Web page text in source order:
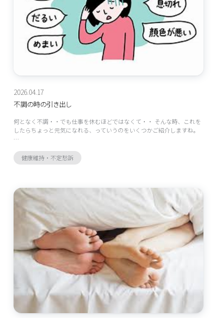
2026.04.17
不調の時の引き出し
何となく不調・・でも仕事を休むほどではなくて・・ そんな時、これを
したらちょっと元気になれる、っていうのをいくつかご紹介しますね。
…
健康維持・不定愁訴